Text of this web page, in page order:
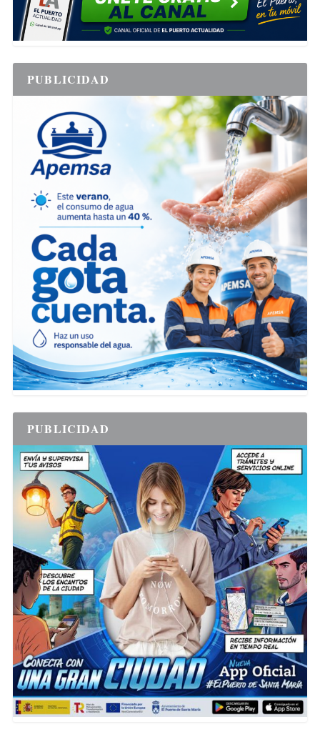
PUBLICIDAD
PUBLICIDAD